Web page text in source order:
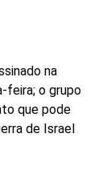
na
feira; o grupo
que pode
de Israel